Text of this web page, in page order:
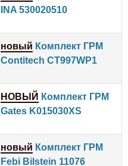
INA 530020510
новый Комплект ГРМ
Contitech CT997WP1
НОВЫЙ Комплект ГРМ
Gates K015030XS
новый Комплект ГРМ
Febi Bilstein 11076